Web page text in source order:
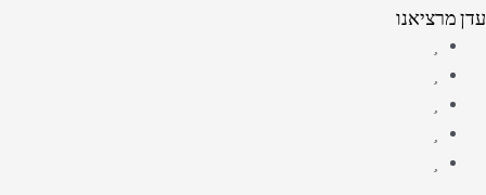
עדן מרציאנו